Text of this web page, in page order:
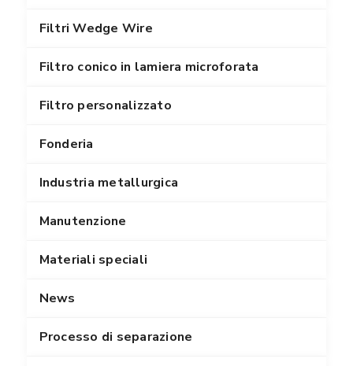
Filtri Wedge Wire
Filtro conico in lamiera microforata
Filtro personalizzato
Fonderia
Industria metallurgica
Manutenzione
Materiali speciali
News
Processo di separazione